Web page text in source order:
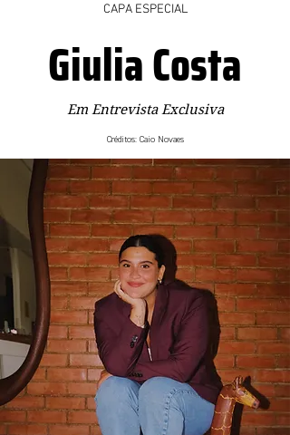
CAPA ESPECIAL
Giulia Costa
Em Entrevista Exclusiva
Créditos: Caio Novaes